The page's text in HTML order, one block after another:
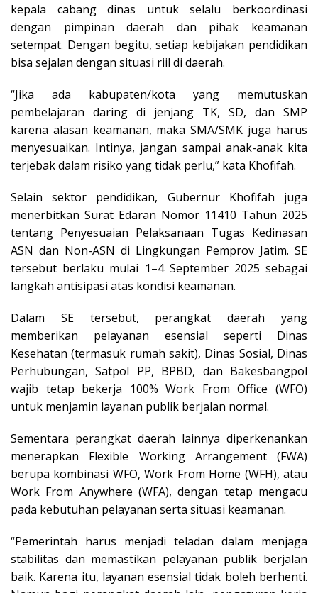
kepala cabang dinas untuk selalu berkoordinasi
dengan pimpinan daerah dan pihak keamanan
setempat. Dengan begitu, setiap kebijakan pendidikan
bisa sejalan dengan situasi riil di daerah.
“Jika ada kabupaten/kota yang memutuskan
pembelajaran daring di jenjang TK, SD, dan SMP
karena alasan keamanan, maka SMA/SMK juga harus
menyesuaikan. Intinya, jangan sampai anak-anak kita
terjebak dalam risiko yang tidak perlu,” kata Khofifah.
Selain sektor pendidikan, Gubernur Khofifah juga
menerbitkan Surat Edaran Nomor 11410 Tahun 2025
tentang Penyesuaian Pelaksanaan Tugas Kedinasan
ASN dan Non-ASN di Lingkungan Pemprov Jatim. SE
tersebut berlaku mulai 1–4 September 2025 sebagai
langkah antisipasi atas kondisi keamanan.
Dalam SE tersebut, perangkat daerah yang
memberikan pelayanan esensial seperti Dinas
Kesehatan (termasuk rumah sakit), Dinas Sosial, Dinas
Perhubungan, Satpol PP, BPBD, dan Bakesbangpol
wajib tetap bekerja 100% Work From Office (WFO)
untuk menjamin layanan publik berjalan normal.
Sementara perangkat daerah lainnya diperkenankan
menerapkan Flexible Working Arrangement (FWA)
berupa kombinasi WFO, Work From Home (WFH), atau
Work From Anywhere (WFA), dengan tetap mengacu
pada kebutuhan pelayanan serta situasi keamanan.
“Pemerintah harus menjadi teladan dalam menjaga
stabilitas dan memastikan pelayanan publik berjalan
baik. Karena itu, layanan esensial tidak boleh berhenti.